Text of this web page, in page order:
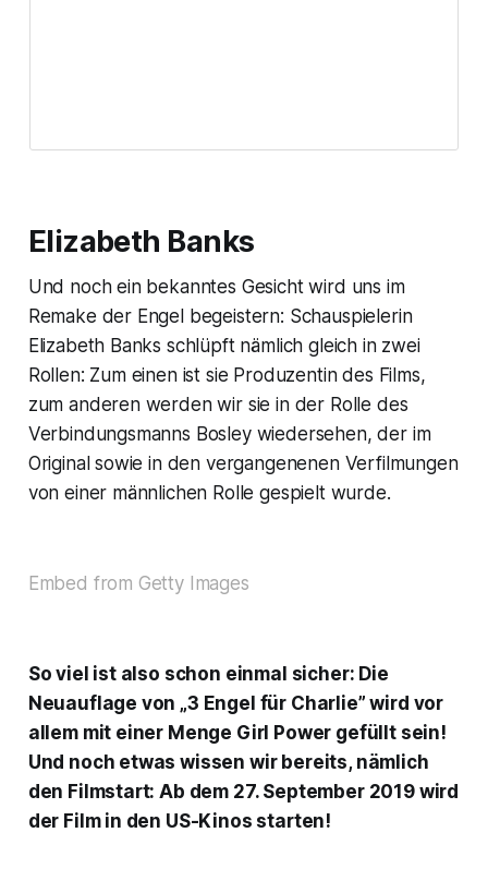
Elizabeth Banks
Und noch ein bekanntes Gesicht wird uns im
Remake der Engel begeistern: Schauspielerin
Elizabeth Banks schlüpft nämlich gleich in zwei
Rollen: Zum einen ist sie Produzentin des Films,
zum anderen werden wir sie in der Rolle des
Verbindungsmanns Bosley wiedersehen, der im
Original sowie in den vergangenenen Verfilmungen
von einer männlichen Rolle gespielt wurde.
Embed from Getty Images
So viel ist also schon einmal sicher: Die
Neuauflage von „3 Engel für Charlie” wird vor
allem mit einer Menge Girl Power gefüllt sein!
Und noch etwas wissen wir bereits, nämlich
den Filmstart: Ab dem 27. September 2019 wird
der Film in den US-Kinos starten!